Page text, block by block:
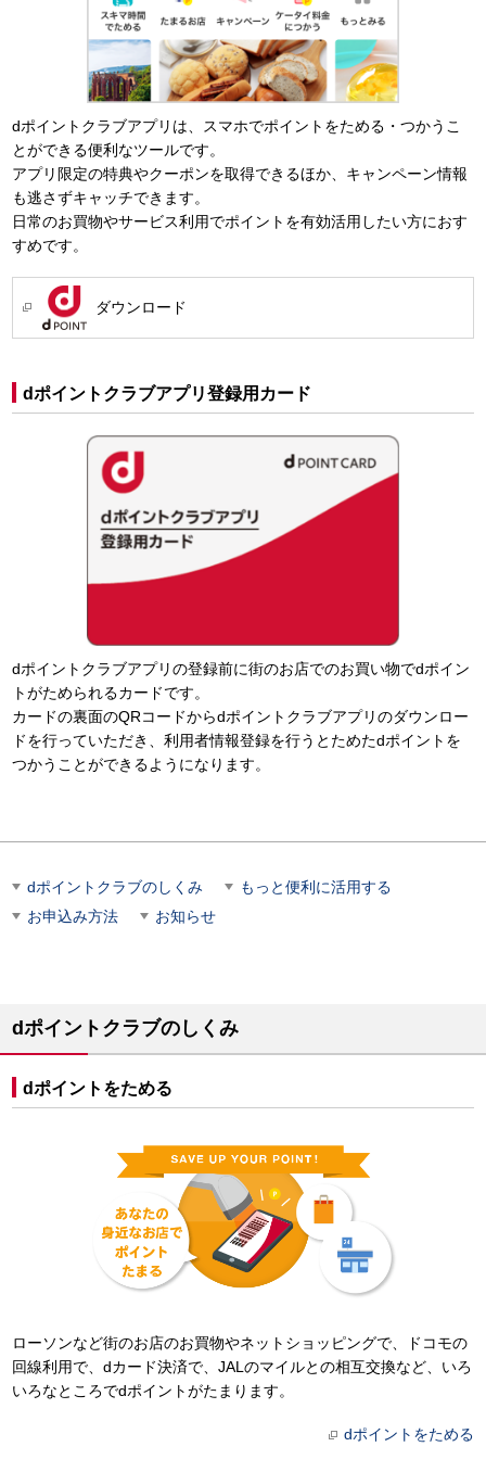
dポイントクラブアプリは、スマホでポイントをためる・つかうこ
とができる便利なツールです。
アプリ限定の特典やクーポンを取得できるほか、キャンペーン情報
も逃さずキャッチできます。
日常のお買物やサービス利用でポイントを有効活用したい方におす
すめです。
ダウンロード
dポイントクラブアプリ登録用カード
dポイントクラブアプリの登録前に街のお店でのお買い物でdポイン
トがためられるカードです。
カードの裏面のQRコードからdポイントクラブアプリのダウンロー
ドを行っていただき、利用者情報登録を行うとためたdポイントを
つかうことができるようになります。
dポイントクラブのしくみ
もっと便利に活用する
お申込み方法
お知らせ
dポイントクラブのしくみ
dポイントをためる
ローソンなど街のお店のお買物やネットショッピングで、ドコモの
回線利用で、dカード決済で、JALのマイルとの相互交換など、いろ
いろなところでdポイントがたまります。
dポイントをためる